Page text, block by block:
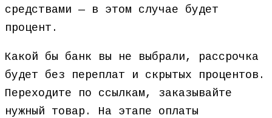
средствами — в этом случае будет
процент.
Какой бы банк вы не выбрали, рассрочка
будет без переплат и скрытых процентов.
Переходите по ссылкам, заказывайте
нужный товар. На этапе оплаты